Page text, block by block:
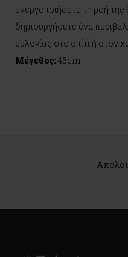
ενεργοποιήσετε τη ροή της
δημιουργήσετε ένα
ευλογίας στο σπίτι ή στον
Μέγεθος: 45cm